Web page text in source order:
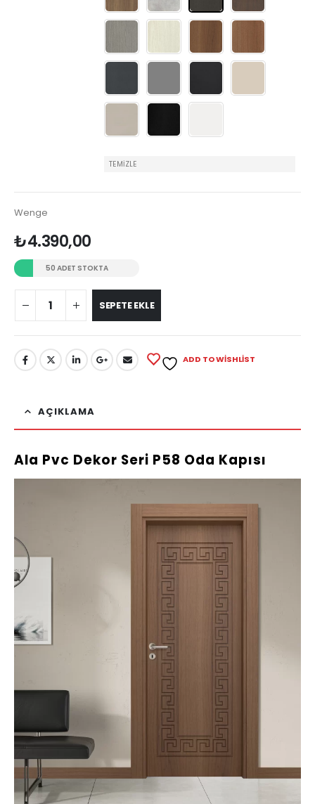
TEMIZLE
Wenge
₺4.390,00
50 ADET STOKTA
SEPETE EKLE
ADD TO WISHLIST
AÇIKLAMA
Ala Pvc Dekor Seri P58 Oda Kapısı